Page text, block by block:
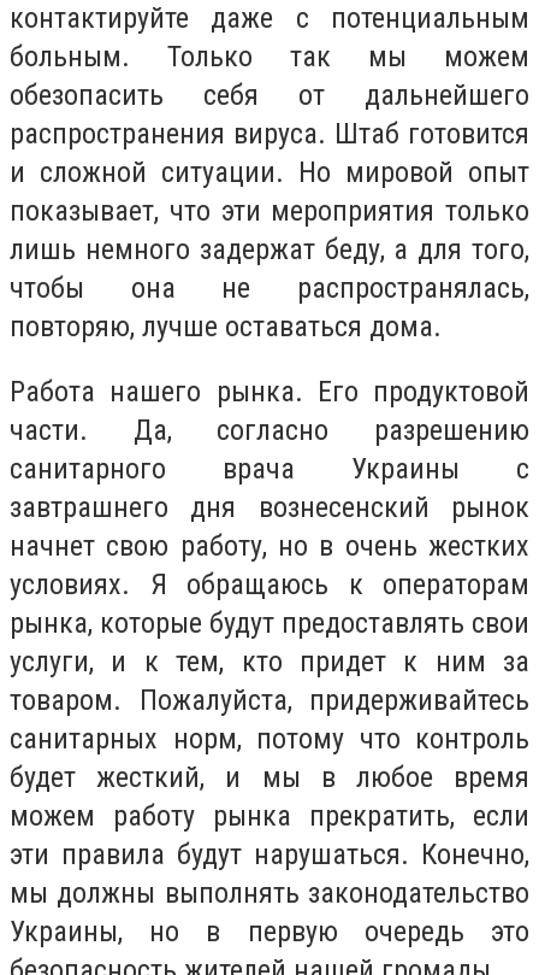
контактируйте даже с потенциальным
больным. Только так мы можем
обезопасить себя от дальнейшего
распространения вируса. Штаб готовится
и сложной ситуации. Но мировой опыт
показывает, что эти мероприятия только
лишь немного задержат беду, а для того,
чтобы она не распространялась,
повторяю, лучше оставаться дома.
Работа нашего рынка. Его продуктовой
части. Да, согласно разрешению
санитарного врача Украины с
завтрашнего дня вознесенский рынок
начнет свою работу, но в очень жестких
условиях. Я обращаюсь к операторам
рынка, которые будут предоставлять свои
услуги, и к тем, кто придет к ним за
товаром. Пожалуйста, придерживайтесь
санитарных норм, потому что контроль
будет жесткий, и мы в любое время
можем работу рынка прекратить, если
эти правила будут нарушаться. Конечно,
мы должны выполнять законодательство
Украины, но в первую очередь это